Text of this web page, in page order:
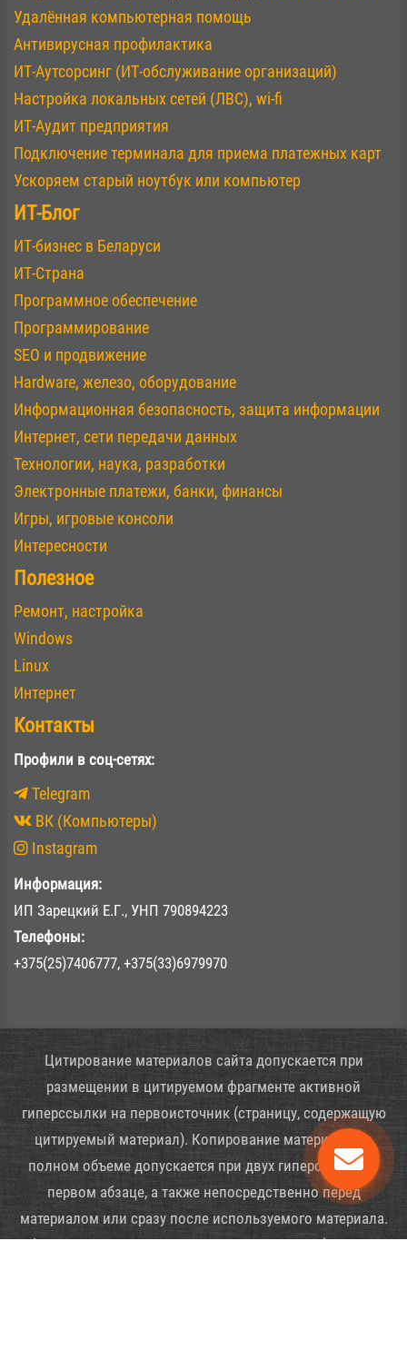
Удалённая компьютерная помощь
Антивирусная профилактика
ИТ-Аутсорсинг (ИТ-обслуживание организаций)
Настройка локальных сетей (ЛВС), wi-fi
ИТ-Аудит предприятия
Подключение терминала для приема платежных карт
Ускоряем старый ноутбук или компьютер
ИТ-Блог
ИТ-бизнес в Беларуси
ИТ-Страна
Программное обеспечение
Программирование
SEO и продвижение
Hardware, железо, оборудование
Информационная безопасность, защита информации
Интернет, сети передачи данных
Технологии, наука, разработки
Электронные платежи, банки, финансы
Игры, игровые консоли
Интересности
Полезное
Ремонт, настройка
Windows
Linux
Интернет
Контакты
Профили в соц-сетях:
Telegram
ВК (Компьютеры)
Instagram
Информация:
ИП Зарецкий Е.Г., УНП 790894223
Телефоны:
+375(25)7406777, +375(33)6979970
Цитирование материалов сайта допускается при
размещении в цитируемом фрагменте активной
гиперссылки на первоисточник (страницу, содержащую
цитируемый материал). Копирование материалов в
полном объеме допускается при двух гиперссылок: в
первом абзаце, а также непосредственно перед
материалом или сразу после используемого материала.
Обе ссылки должны вести на первоисточник (страницу,